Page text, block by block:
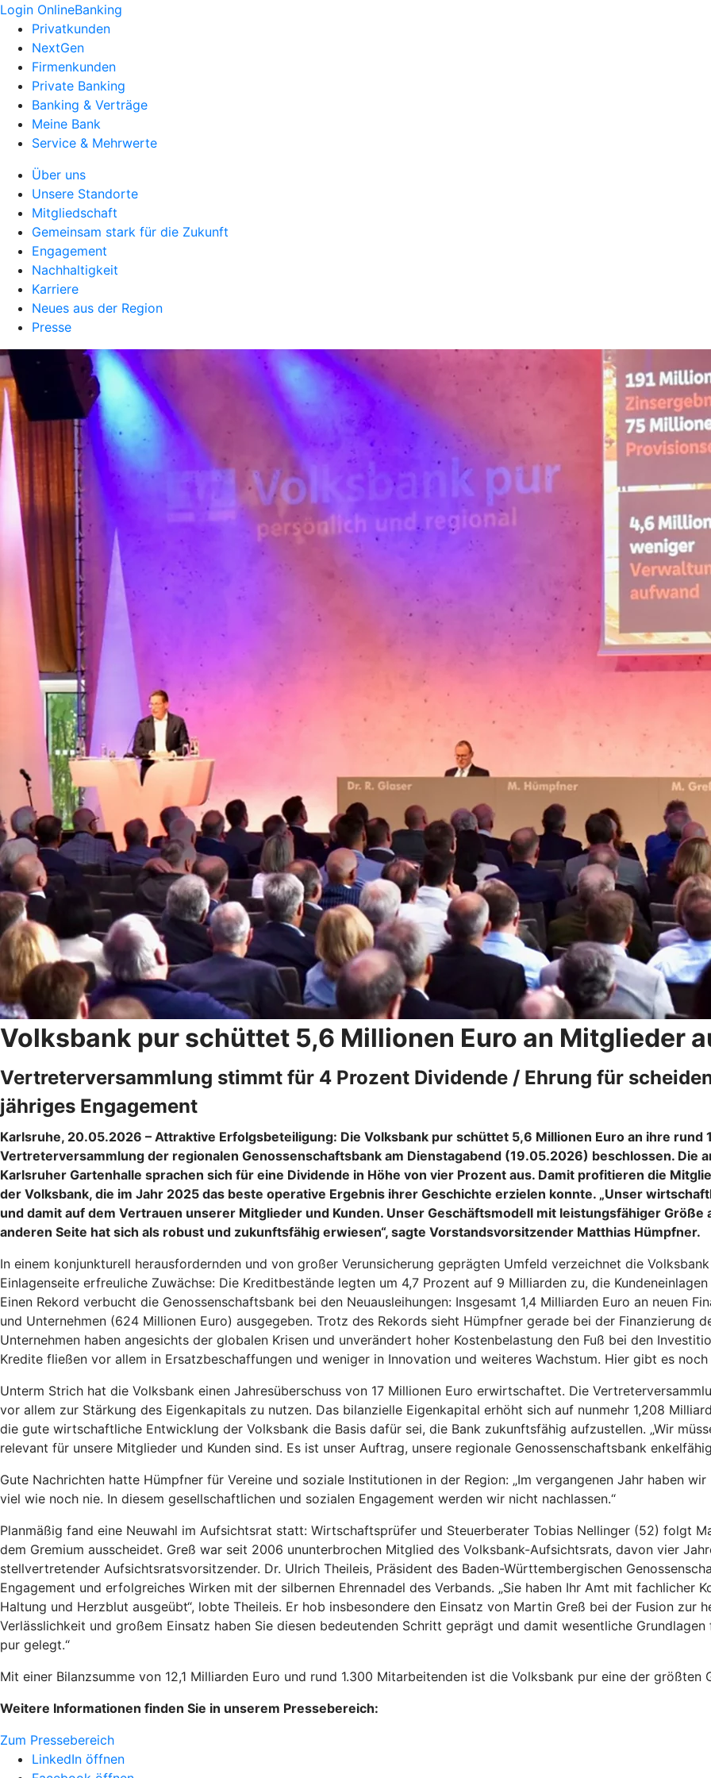
Login OnlineBanking
Privatkunden
NextGen
Firmenkunden
Private Banking
Banking & Verträge
Meine Bank
Service & Mehrwerte
Über uns
Unsere Standorte
Mitgliedschaft
Gemeinsam stark für die Zukunft
Engagement
Nachhaltigkeit
Karriere
Neues aus der Region
Presse
Volksbank pur schüttet 5,6 Millionen Euro an Mitglieder
Vertreterversammlung stimmt für 4 Prozent Dividende / Ehrung für
jähriges Engagement
Karlsruhe, 20.05.2026 – Attraktive Erfolgsbeteiligung: Die Volksbank pur schüttet 5,6 Millionen Euro an ihre rund
Vertreterversammlung der regionalen Genossenschaftsbank am Dienstagabend (19.05.2026) beschlossen.
Karlsruher Gartenhalle sprachen sich für eine Dividende in Höhe von vier Prozent aus. Damit profitieren die
der Volksbank, die im Jahr 2025 das beste operative Ergebnis ihrer Geschichte erzielen konnte. „Unser
und damit auf dem Vertrauen unserer Mitglieder und Kunden. Unser Geschäftsmodell mit leistungsfähiger
anderen Seite hat sich als robust und zukunftsfähig erwiesen“, sagte Vorstandsvorsitzender Matthias Hümpfner.
In einem konjunkturell herausfordernden und von großer Verunsicherung geprägten Umfeld verzeichnet die
Einlagenseite erfreuliche Zuwächse: Die Kreditbestände legten um 4,7 Prozent auf 9 Milliarden zu, die
Einen Rekord verbucht die Genossenschaftsbank bei den Neuausleihungen: Insgesamt 1,4 Milliarden Euro an neuen
und Unternehmen (624 Millionen Euro) ausgegeben. Trotz des Rekords sieht Hümpfner gerade bei der Finanzierung
Unternehmen haben angesichts der globalen Krisen und unverändert hoher Kostenbelastung den Fuß bei den
Kredite fließen vor allem in Ersatzbeschaffungen und weniger in Innovation und weiteres Wachstum. Hier gibt es noch
Unterm Strich hat die Volksbank einen Jahresüberschuss von 17 Millionen Euro erwirtschaftet. Die
vor allem zur Stärkung des Eigenkapitals zu nutzen. Das bilanzielle Eigenkapital erhöht sich auf nunmehr 1,208
die gute wirtschaftliche Entwicklung der Volksbank die Basis dafür sei, die Bank zukunftsfähig aufzustellen. „Wir
relevant für unsere Mitglieder und Kunden sind. Es ist unser Auftrag, unsere regionale Genossenschaftsbank
Gute Nachrichten hatte Hümpfner für Vereine und soziale Institutionen in der Region: „Im vergangenen Jahr haben
viel wie noch nie. In diesem gesellschaftlichen und sozialen Engagement werden wir nicht nachlassen.“
Planmäßig fand eine Neuwahl im Aufsichtsrat statt: Wirtschaftsprüfer und Steuerberater Tobias Nellinger (52) folgt
dem Gremium ausscheidet. Greß war seit 2006 ununterbrochen Mitglied des Volksbank-Aufsichtsrats, davon vier
stellvertretender Aufsichtsratsvorsitzender. Dr. Ulrich Theileis, Präsident des Baden-Württembergischen
Engagement und erfolgreiches Wirken mit der silbernen Ehrennadel des Verbands. „Sie haben Ihr Amt mit fachlicher
Haltung und Herzblut ausgeübt“, lobte Theileis. Er hob insbesondere den Einsatz von Martin Greß bei der Fusion zur
Verlässlichkeit und großem Einsatz haben Sie diesen bedeutenden Schritt geprägt und damit wesentliche
pur gelegt.“
Mit einer Bilanzsumme von 12,1 Milliarden Euro und rund 1.300 Mitarbeitenden ist die Volksbank pur eine der größten
Weitere Informationen finden Sie in unserem Pressebereich:
Zum Pressebereich
LinkedIn öffnen